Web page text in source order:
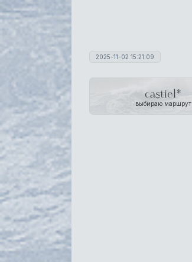
2025-11-02 15:21:09
castiel*
выбираю маршрут